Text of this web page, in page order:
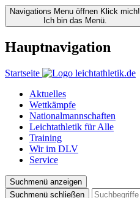
Navigations Menu öffnen Klick mich!
Ich bin das Menü.
Hauptnavigation
Startseite
Aktuelles
Wettkämpfe
Nationalmannschaften
Leichtathletik für Alle
Training
Wir im DLV
Service
Suchmenü anzeigen
Suchmenü schließen